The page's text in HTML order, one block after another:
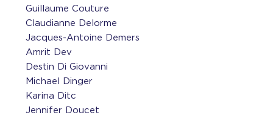
Guillaume Couture
Claudianne Delorme
Jacques-Antoine Demers
Amrit Dev
Destin Di Giovanni
Michael Dinger
Karina Ditc
Jennifer Doucet